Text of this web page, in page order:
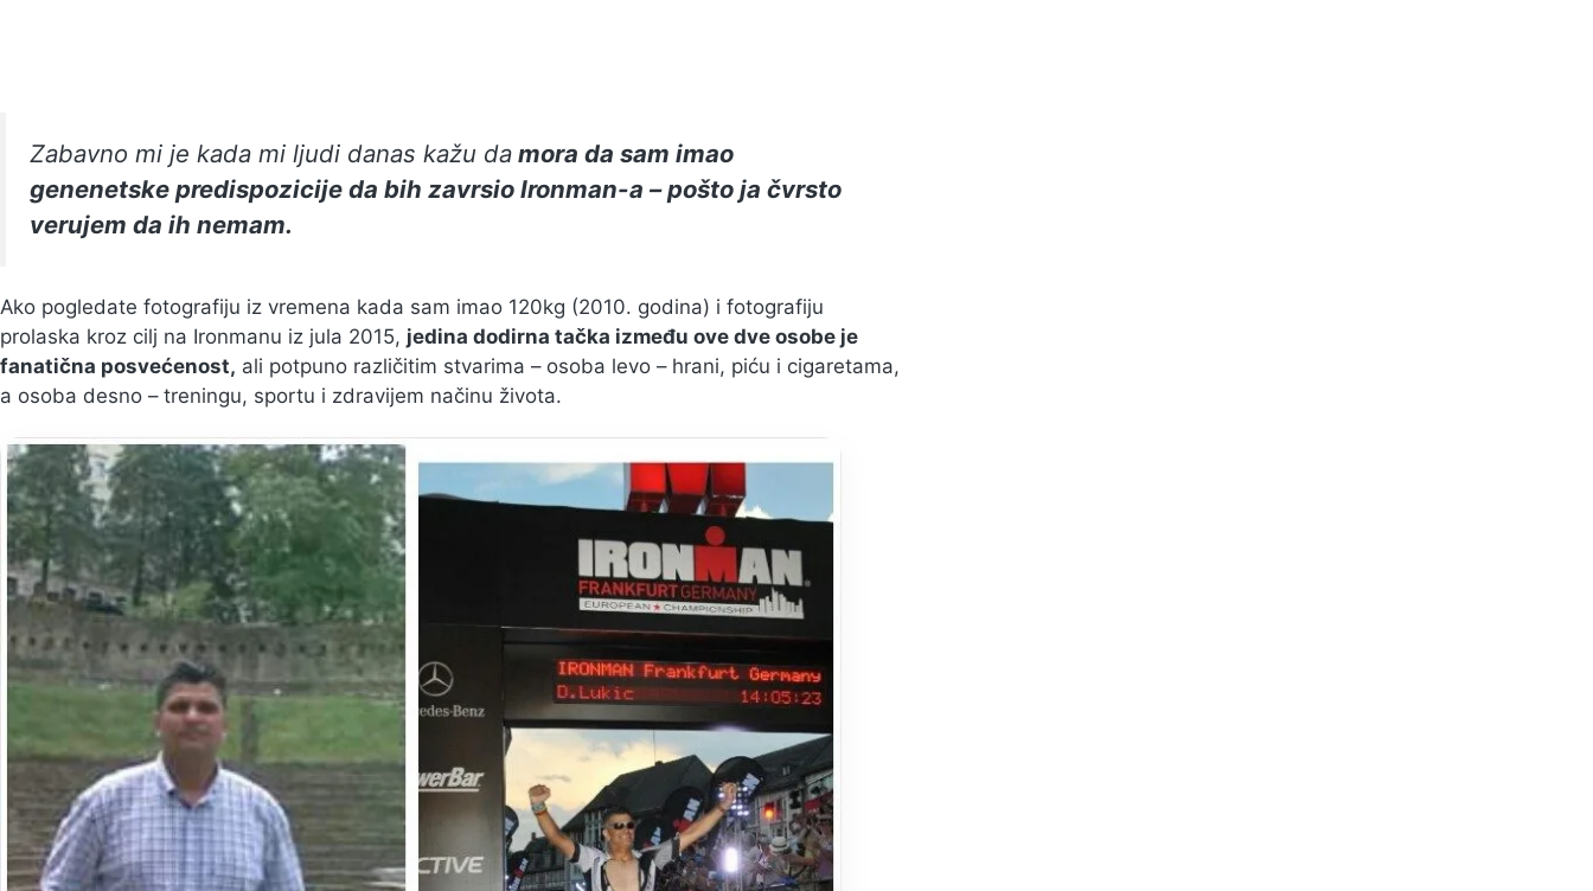
Zabavno mi je kada mi ljudi danas kažu da mora da sam imao
genenetske predispozicije da bih zavrsio Ironman-a – pošto ja čvrsto
verujem da ih nemam.
Ako pogledate fotografiju iz vremena kada sam imao 120kg (2010. godina) i fotografiju
prolaska kroz cilj na Ironmanu iz jula 2015, jedina dodirna tačka između ove dve osobe je
fanatična posvećenost, ali potpuno različitim stvarima – osoba levo – hrani, piću i cigaretama,
a osoba desno – treningu, sportu i zdravijem načinu života.